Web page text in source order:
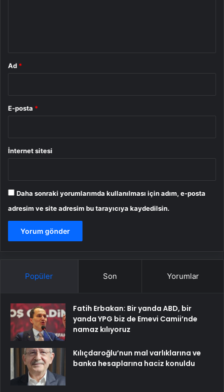
Ad *
E-posta *
İnternet sitesi
Daha sonraki yorumlarımda kullanılması için adım, e-posta
adresim ve site adresim bu tarayıcıya kaydedilsin.
Popüler Son Yorumlar
Fatih Erbakan: Bir yanda ABD, bir
yanda YPG biz de Emevi Camii’nde
namaz kılıyoruz
Kılıçdaroğlu’nun mal varlıklarına ve
banka hesaplarına haciz konuldu